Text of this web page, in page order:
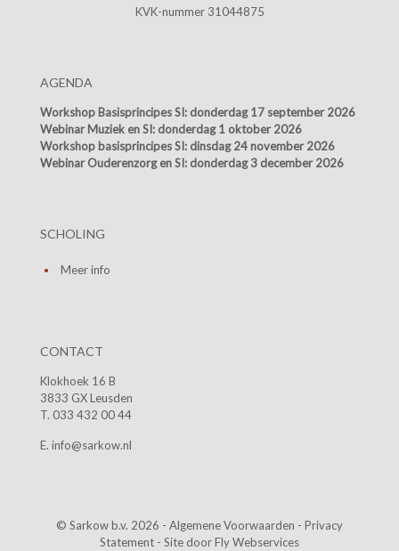
KVK-nummer 31044875
AGENDA
Workshop Basisprincipes SI: donderdag 17 september 2026
Webinar Muziek en SI: donderdag 1 oktober 2026
Workshop basisprincipes SI: dinsdag 24 november 2026
Webinar Ouderenzorg en SI: donderdag 3 december 2026
SCHOLING
Meer info
CONTACT
Klokhoek 16 B
3833 GX Leusden
T. 033 432 00 44
E. info@sarkow.nl
© Sarkow b.v. 2026 - Algemene Voorwaarden - Privacy
Statement - Site doorFly Webservices